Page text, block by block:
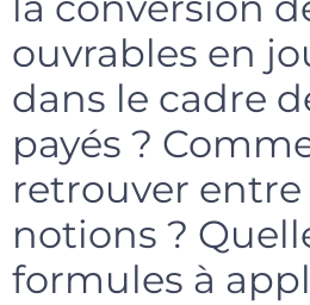
ouvrables en
dans le cadre
payés ?
retrouver entre
notions ?
formules à